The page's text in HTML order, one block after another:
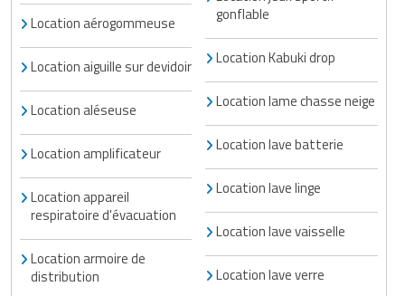
Ustensile cuisine professionnel
Vêtements personnalisés
Vitrines pour magasin
Traitement de l'air
Traitement des eaux
Trancheuse professionnelle
Transformateur électrique
Tubes et profilés
Tuyau flexible
Tuyau galvanisé
Tapis de bureau
Tapis et caillebotis
Traitement des surfaces
Traitement du linge
Vestiaires et casiers
Equipements de football
Equipements de karting
Equipements pour patinage
Equipements pour roller
Equipements pour skateboard
Equipements pour stade et terrain
sportif
Pétrin professionnel
Piano de cuisson
Plats et plateaux
Pompes à sauce
Portes commandes restaurant
Présentoir pour restaurant
Réchaud professionnel
Location aérogommeuse
Location aiguille sur devidoir
Location aléseuse
Location amplificateur
Location appareil
respiratoire d'évacuation
Location armoire de
distribution
gonflable
Location Kabuki drop
Location lame chasse neige
Location lave batterie
Location lave linge
Location lave vaisselle
Location lave verre